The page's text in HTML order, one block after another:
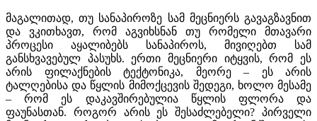
მაგალითად, თუ სანაპიროზე სამ მეცნიერს გავაგზავნით
და ვკითხავთ, რომ აგვიხსნან თუ რომელი მთავარი
პროცესი აყალიბებს სანაპიროს, მივიღებთ სამ
განსხვავებულ პასუხს. ერთი მეცნიერი იტყვის, რომ ეს
არის ფილაქნების ტექტონიკა, მეორე – ეს არის
ტალღებისა და წყლის მიმოქცევის შედეგი, ხოლო მესამე
– რომ ეს დაკავშირებულია წყლის ფლორა და
ფაუნასთან. როგორ არის ეს შესაძლებელი? პირველი